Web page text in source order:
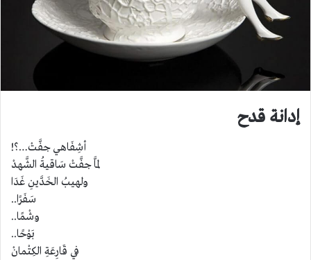
إدانة قدح
أشِفَاهي جفَّتْ…؟!
لمَّا جفَّتْ سَاقيةُ الشَّهدْ
ولهيبُ الخَدَّينِ غَدَا
سَفَرًا..
وشْمًا..
بَوْحًا..
في قَارِعَةِ الكِتْمانْ